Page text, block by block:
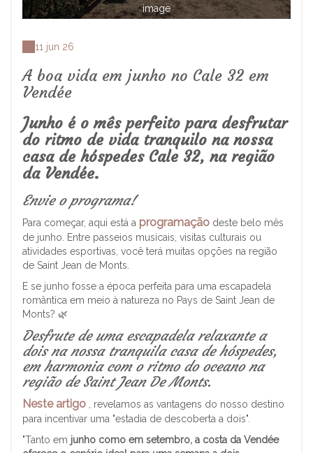
image
11 jun 26
A boa vida em junho no Cale 32 em
Vendée
Junho é o mês perfeito para desfrutar
do ritmo de vida tranquilo na nossa
casa de hóspedes Cale 32, na região
da Vendée.
Envie o programa!
Para começar, aqui está a programação deste belo mês
de junho. Entre passeios musicais, visitas culturais ou
atividades esportivas, você terá muitas opções na região
de Saint Jean de Monts.
E se junho fosse a época perfeita para uma escapadela
romântica em meio à natureza no Pays de Saint Jean de
Monts? 🌿
Desfrute de uma escapadela relaxante a
dois na nossa tranquila casa de hóspedes,
em harmonia com o ritmo do oceano na
região de Saint Jean De Monts.
Neste artigo , revelamos as vantagens do nosso destino
para incentivar uma "estadia de descoberta a dois".
"Tanto em junho como em setembro, a costa da Vendée